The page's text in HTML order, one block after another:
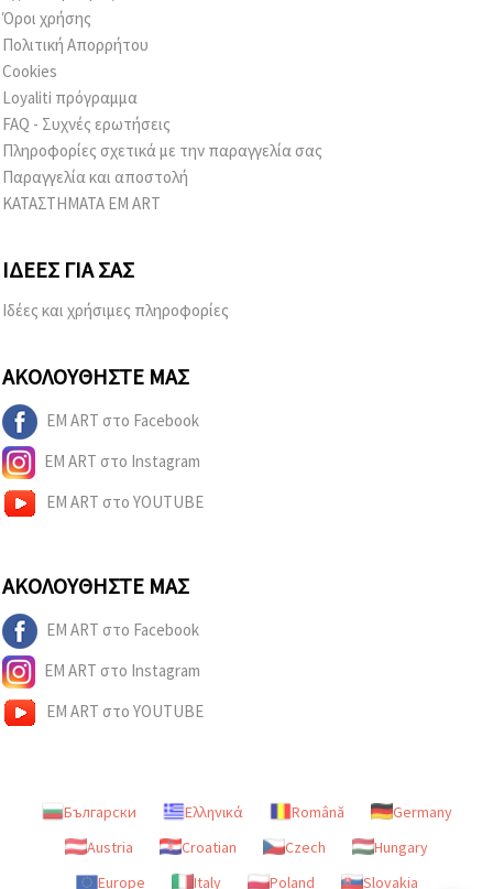
Όροι χρήσης
Πολιτική Απορρήτου
Cookies
Loyaliti πρόγραμμα
FAQ - Συχνές ερωτήσεις
Πληροφορίες σχετικά με την παραγγελία σας
Παραγγελία και αποστολή
ΚΑΤΑΣΤΗΜΑΤΑ EM ART
ΙΔΈΕΣ ΓΙΑ ΣΑΣ
Ιδέες και χρήσιμες πληροφορίες
ΑΚΟΛΟΥΘΉΣΤΕ ΜΑΣ
EM ART στο Facebook
EM ART στο Instagram
EM ART στο YOUTUBE
ΑΚΟΛΟΥΘΉΣΤΕ ΜΑΣ
EM ART στο Facebook
EM ART στο Instagram
EM ART στο YOUTUBE
Български Ελληνικά Română
Germany
Austria
Croatian Czech
Hungary
Europe
Italy Poland Slovakia